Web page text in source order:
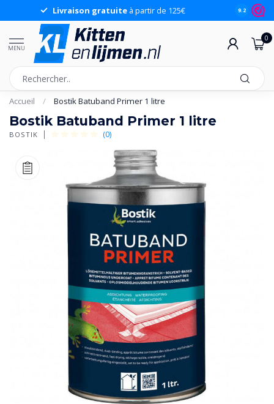
Livraison gratuite à partir de 125€ 9.2
MENU
0
Accueil / Bostik Batuband Primer 1 litre
Bostik Batuband Primer 1 litre
BOSTIK (0)